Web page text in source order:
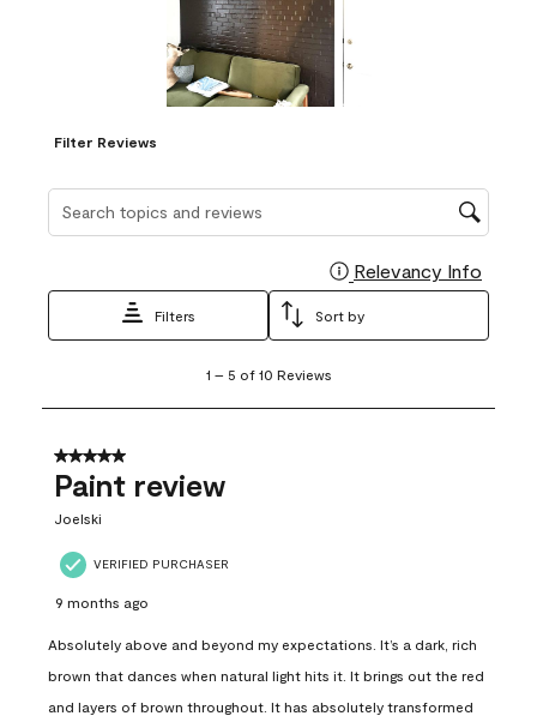
Filter Reviews
Relevancy Info
Filters Sort by
5
10
Reviews
1 – 5 of 10 Reviews
5 out of 5 stars.
Paint review
Joelski
VERIFIED PURCHASER
9 months ago
Absolutely above and beyond my expectations. It’s a dark, rich
brown that dances when natural light hits it. It brings out the red
and layers of brown throughout. It has absolutely transformed